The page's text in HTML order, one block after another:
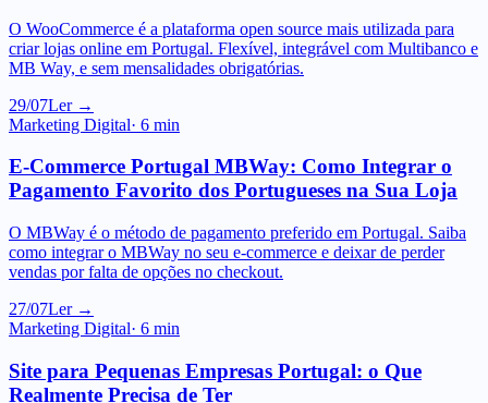
MB Way, e sem mensalidades obrigatórias.
29/07Ler →
Marketing Digital·6min
E-Commerce Portugal MBWay: Como Integrar o
O MBWay é o método de pagamento preferido em Portugal. Saiba
como integrar o MBWay no seu e-commerce e deixar de perder
vendas por falta de opções no checkout.
27/07Ler →
Marketing Digital·6min
Site para Pequenas Empresas Portugal: o Que
Um site para pequenas empresas Portugal deixou de ser opcional.